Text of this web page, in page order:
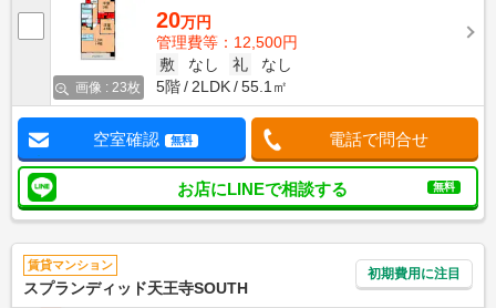
画像 : 23枚
20万円
管理費等：12,500円
敷
なし 礼
なし
5階
2LDK 55.1㎡
空室確認 無料 電話で問合せ
お店にLINEで相談する 無料
賃貸マンション
スプランディッド天王寺SOUTH
初期費用に注目